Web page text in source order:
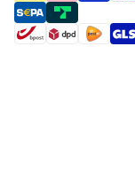
payment methods
shipment methods